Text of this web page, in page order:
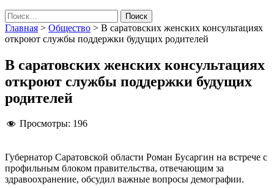
Найти:
Главная > Общество > В саратовских женских консультациях
откроют службы поддержки будущих родителей
В саратовских женских консультациях
откроют службы поддержки будущих
родителей
Просмотры: 196
Губернатор Саратовской области Роман Бусаргин на встрече с
профильным блоком правительства, отвечающим за
здравоохранение, обсудил важные вопросы демографии.